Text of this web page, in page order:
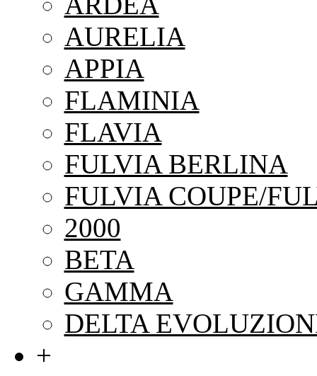
AURELIA
APPIA
FLAMINIA
FLAVIA
FULVIA BERLINA
FULVIA COUPE/
2000
BETA
GAMMA
DELTA
+